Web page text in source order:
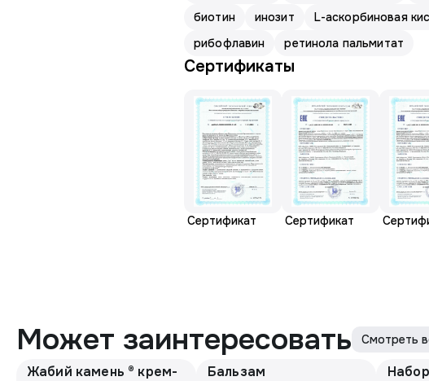
биотин
инозит L-аскорбиновая
рибофлавин
ретинола пальмитат
Сертификаты
Сертификат Сертификат
Может заинтересовать Смотреть
Жабий камень ® крем-
Бальзам